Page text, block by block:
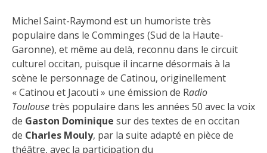
Michel Saint-Raymond est un humoriste très
populaire dans le Comminges (Sud de la Haute-
Garonne), et même au delà, reconnu dans le circuit
culturel occitan, puisque il incarne désormais à la
scène le personnage de Catinou, originellement
« Catinou et Jacouti » une émission de Radio
Toulousetrès populaire dans les années 50 avec la voix
de Gaston Dominique sur des textes de en occitan
de Charles Mouly, par la suite adapté en pièce de
théâtre, avec la participation du